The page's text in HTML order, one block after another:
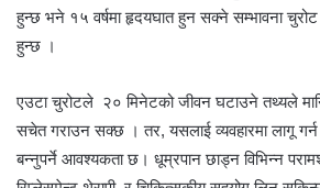
हुन्छ भने १५ वर्षमा हृदयघात हुन सक्ने सम्भावना
हुन्छ ।
एउटा चुरोटले २० मिनेटको जीवन घटाउने तथ्यले
सचेत गराउन सक्छ । तर, यसलाई व्यवहारमा लागू
बन्नुपर्ने आवश्यकता छ। धूम्रपान छाड्न विभिन्न